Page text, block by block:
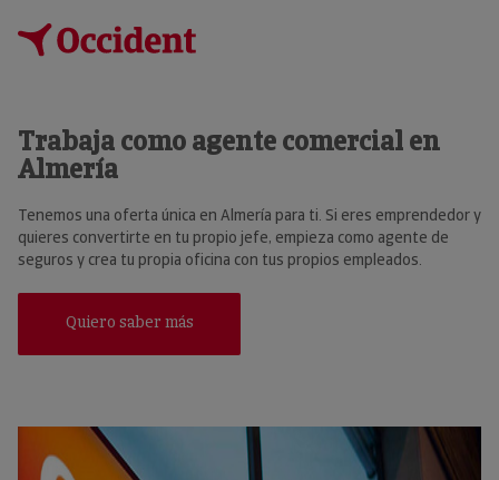
Trabaja como agente comercial en
Almería
Tenemos una oferta única en Almería para ti. Si eres emprendedor y
quieres convertirte en tu propio jefe, empieza como agente de
seguros y crea tu propia oficina con tus propios empleados.
Quiero saber más